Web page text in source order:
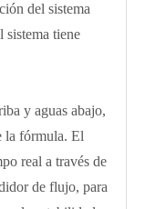
del sistema
sistema tiene
y aguas abajo,
la fórmula. El
real a través de
de flujo, para